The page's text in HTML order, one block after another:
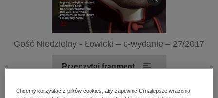
popularno-naukowe
zdrowie
Przeczytaj fragment
Gość Niedzielny - Łowicki – e-wydanie – 27/2017
Numery archiwalne
Chcemy korzystać z plików cookies, aby zapewnić Ci najlepsze wrażenia